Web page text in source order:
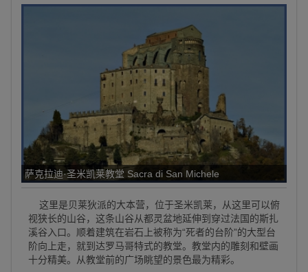
萨克拉迪·圣米凯莱教堂 Sacra di San Michele
这里是贝莱狄派的大本营，位于圣米凯莱，从这里可以俯
视狭长的山谷，这条山谷从都灵盆地延伸到穿过法国的斯扎
溪谷入口。顺着建筑在岩石上被称为“死者的台阶”的大型台
阶向上走，就到达罗马哥特式的教堂。教堂内的雕刻和壁画
十分精美。从教堂前的广场眺望的景色最为精彩。